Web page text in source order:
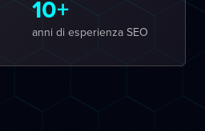
10+
anni di esperienza SEO